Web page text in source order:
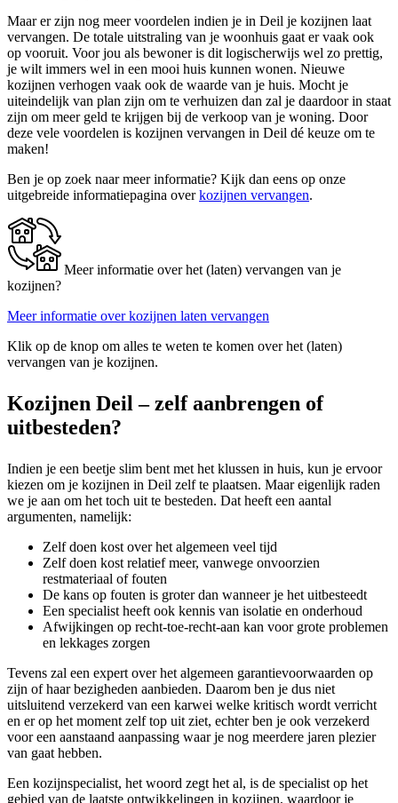
Maar er zijn nog meer voordelen indien je in Deil je kozijnen laat
vervangen. De totale uitstraling van je woonhuis gaat er vaak ook
op vooruit. Voor jou als bewoner is dit logischerwijs wel zo prettig,
je wilt immers wel in een mooi huis kunnen wonen. Nieuwe
kozijnen verhogen vaak ook de waarde van je huis. Mocht je
uiteindelijk van plan zijn om te verhuizen dan zal je daardoor in staat
zijn om meer geld te krijgen bij de verkoop van je woning. Door
deze vele voordelen is kozijnen vervangen in Deil dé keuze om te
maken!
Ben je op zoek naar meer informatie? Kijk dan eens op onze
uitgebreide informatiepagina overkozijnen vervangen.
Meer informatie over het (laten) vervangen van je
kozijnen?
Meer informatie over kozijnen laten vervangen
Klik op de knop om alles te weten te komen over het (laten)
vervangen van je kozijnen.
Kozijnen Deil – zelf aanbrengen of
uitbesteden?
Indien je een beetje slim bent met het klussen in huis, kun je ervoor
kiezen om je kozijnen in Deil zelf te plaatsen. Maar eigenlijk raden
we je aan om het toch uit te besteden. Dat heeft een aantal
argumenten, namelijk:
Zelf doen kost over het algemeen veel tijd
Zelf doen kost relatief meer, vanwege onvoorzien
restmateriaal of fouten
De kans op fouten is groter dan wanneer je het uitbesteedt
Een specialist heeft ook kennis van isolatie en onderhoud
Afwijkingen op recht-toe-recht-aan kan voor grote problemen
en lekkages zorgen
Tevens zal een expert over het algemeen garantievoorwaarden op
zijn of haar bezigheden aanbieden. Daarom ben je dus niet
uitsluitend verzekerd van een karwei welke kritisch wordt verricht
en er op het moment zelf top uit ziet, echter ben je ook verzekerd
voor een aanstaand aanpassing waar je nog meerdere jaren plezier
van gaat hebben.
Een kozijnspecialist, het woord zegt het al, is de specialist op het
gebied van de laatste ontwikkelingen in kozijnen, waardoor je